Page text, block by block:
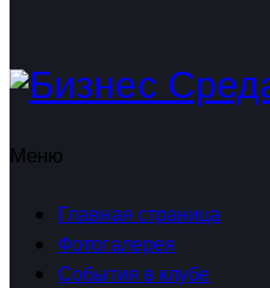
Меню
Главная страница
Фотогалерея
События в клубе